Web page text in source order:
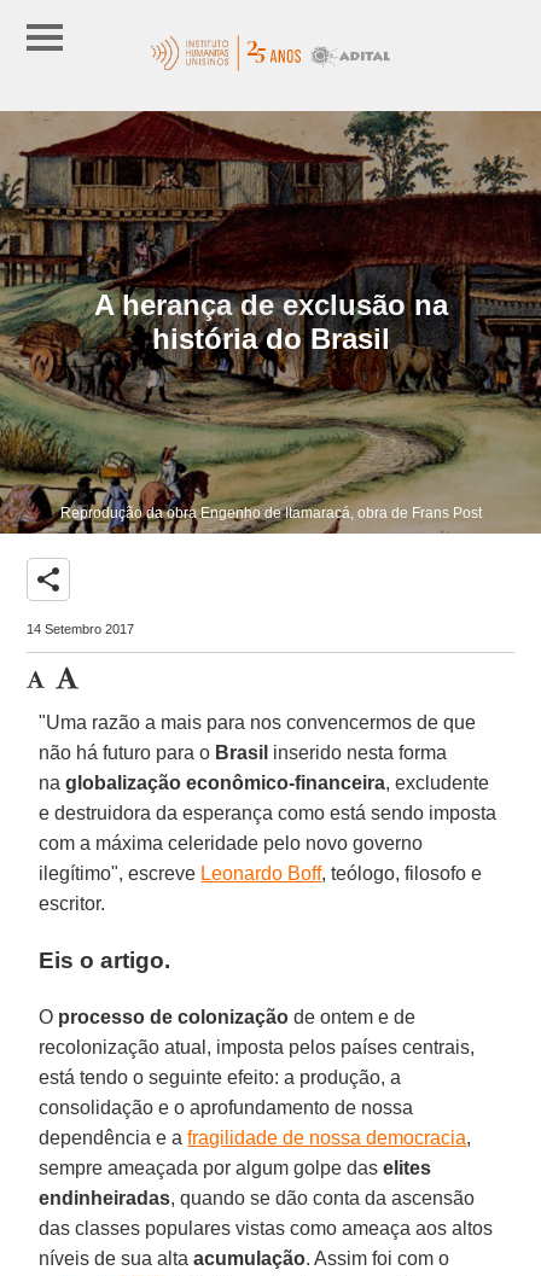
A herança de exclusão na
história do Brasil
Reprodução da obra Engenho de Itamaracá, obra de Frans Post
share
14 Setembro 2017
"Uma razão a mais para nos convencermos de que
não há futuro para o Brasil inserido nesta forma
naglobalização econômico-financeira, excludente
e destruidora da esperança como está sendo imposta
com a máxima celeridade pelo novo governo
ilegítimo", escreve Leonardo Boff, teólogo, filosofo e
escritor.
Eis o artigo.
O processo de colonização de ontem e de
recolonização atual, imposta pelos países centrais,
está tendo o seguinte efeito: a produção, a
consolidação e o aprofundamento de nossa
dependência e afragilidade de nossa democracia,
sempre ameaçada por algum golpe daselites
endinheiradas, quando se dão conta da ascensão
das classes populares vistas como ameaça aos altos
níveis de sua altaacumulação. Assim foi com o